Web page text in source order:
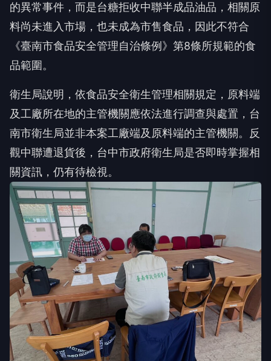
的異常事件，而是台糖拒收中聯半成品油品，相關原
料尚未進入市場，也未成為市售食品，因此不符合
《臺南市食品安全管理自治條例》第8條所規範的食
品範圍。
衛生局說明，依食品安全衛生管理相關規定，原料端
及工廠所在地的主管機關應依法進行調查與處置，台
南市衛生局並非本案工廠端及原料端的主管機關。反
觀中聯遭退貨後，台中市政府衛生局是否即時掌握相
關資訊，仍有待檢視。